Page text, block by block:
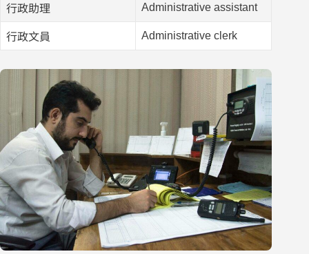
行政助理 Administrative assistant
行政文員 Administrative clerk